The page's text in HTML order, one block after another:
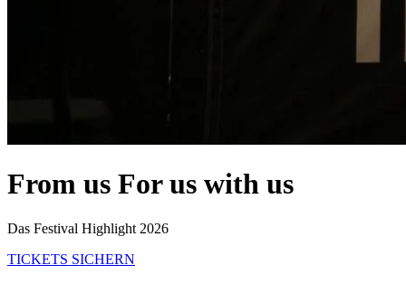
From us For us with us
Das Festival Highlight 2026
TICKETS SICHERN